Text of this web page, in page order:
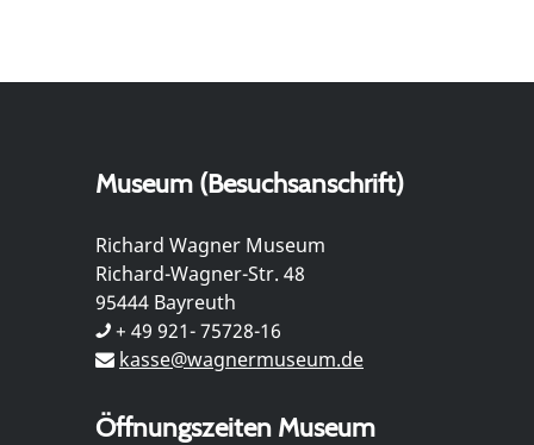
Museum (Besuchsanschrift)
Richard Wagner Museum
Richard-Wagner-Str. 48
95444 Bayreuth
+ 49 921- 75728-16
kasse@wagnermuseum.de
Öffnungszeiten Museum